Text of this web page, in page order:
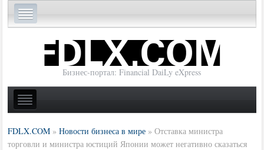
Бизнес-портал: Financial DaiLy eXpress
FDLX.COM »Новости бизнеса в мире »Отставка министра
торговли и министра юстиций Японии может негативно сказаться